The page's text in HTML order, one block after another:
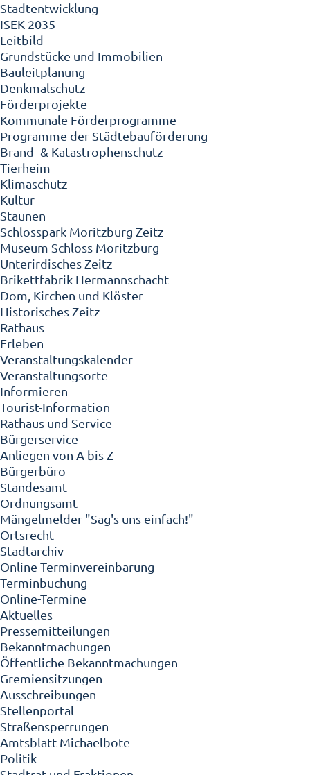
Stadtentwicklung
ISEK 2035
Leitbild
Grundstücke und Immobilien
Bauleitplanung
Denkmalschutz
Förderprojekte
Kommunale Förderprogramme
Programme der Städtebauförderung
Brand- & Katastrophenschutz
Tierheim
Klimaschutz
Kultur
Staunen
Schlosspark Moritzburg Zeitz
Museum Schloss Moritzburg
Unterirdisches Zeitz
Brikettfabrik Hermannschacht
Dom, Kirchen und Klöster
Historisches Zeitz
Rathaus
Erleben
Veranstaltungskalender
Veranstaltungsorte
Informieren
Tourist-Information
Rathaus und Service
Bürgerservice
Anliegen von A bis Z
Bürgerbüro
Standesamt
Ordnungsamt
Mängelmelder "Sag's uns einfach!"
Ortsrecht
Stadtarchiv
Online-Terminvereinbarung
Terminbuchung
Online-Termine
Aktuelles
Pressemitteilungen
Bekanntmachungen
Öffentliche Bekanntmachungen
Gremiensitzungen
Ausschreibungen
Stellenportal
Straßensperrungen
Amtsblatt Michaelbote
Politik